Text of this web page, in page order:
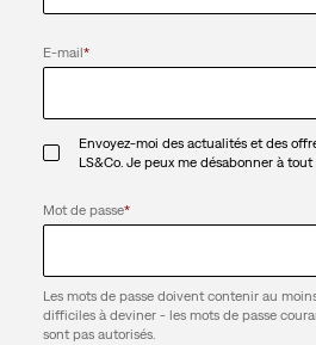
E-mail*
Envoyez-moi des actualités et des
LS&Co. Je peux me désabonner à
Mot de passe*
Les mots de passe doivent contenir au
difficiles à deviner - les mots de passe
sont pas autorisés.